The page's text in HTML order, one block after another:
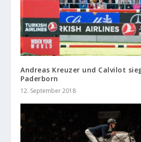
Andreas Kreuzer und Calvilot
Paderborn
12. September 2018